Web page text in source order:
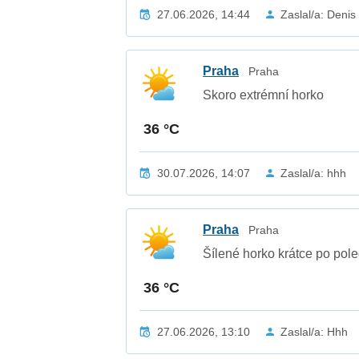
27.06.2026, 14:44 Zaslal/a: Denis
36 °C
Praha Praha
Skoro extrémní horko
30.07.2026, 14:07 Zaslal/a: hhh
36 °C
Praha Praha
Šílené horko krátce po
27.06.2026, 13:10 Zaslal/a: Hhh